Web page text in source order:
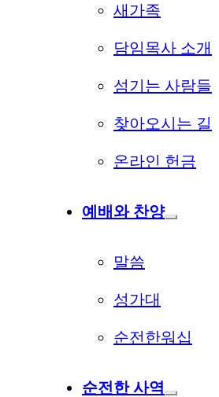
새가족
담임목사 소개
섬기는 사람들
찾아오시는 길
온라인 헌금
예배와 찬양
말씀
성가대
순전한워십
순전한 사역